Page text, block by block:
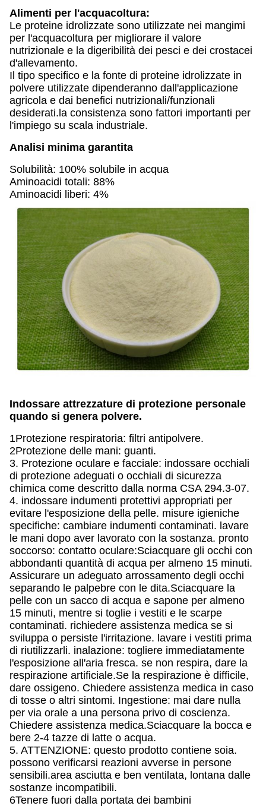
Alimenti per l'acquacoltura:
Le proteine idrolizzate sono utilizzate nei mangimi
per l'acquacoltura per migliorare il valore
nutrizionale e la digeribilità dei pesci e dei crostacei
d'allevamento.
Il tipo specifico e la fonte di proteine idrolizzate in
polvere utilizzate dipenderanno dall'applicazione
agricola e dai benefici nutrizionali/funzionali
desiderati.la consistenza sono fattori importanti per
l'impiego su scala industriale.
Analisi minima garantita
Solubilità: 100% solubile in acqua
Aminoacidi totali: 88%
Aminoacidi liberi: 4%
Indossare attrezzature di protezione personale
quando si genera polvere.
1Protezione respiratoria: filtri antipolvere.
2Protezione delle mani: guanti.
3. Protezione oculare e facciale: indossare occhiali
di protezione adeguati o occhiali di sicurezza
chimica come descritto dalla norma CSA 294.3-07.
4. indossare indumenti protettivi appropriati per
evitare l'esposizione della pelle. misure igieniche
specifiche: cambiare indumenti contaminati. lavare
le mani dopo aver lavorato con la sostanza. pronto
soccorso: contatto oculare:Sciacquare gli occhi con
abbondanti quantità di acqua per almeno 15 minuti.
Assicurare un adeguato arrossamento degli occhi
separando le palpebre con le dita.Sciacquare la
pelle con un sacco di acqua e sapone per almeno
15 minuti, mentre si toglie i vestiti e le scarpe
contaminati. richiedere assistenza medica se si
sviluppa o persiste l'irritazione. lavare i vestiti prima
di riutilizzarli. inalazione: togliere immediatamente
l'esposizione all'aria fresca. se non respira, dare la
respirazione artificiale.Se la respirazione è difficile,
dare ossigeno. Chiedere assistenza medica in caso
di tosse o altri sintomi. Ingestione: mai dare nulla
per via orale a una persona privo di coscienza.
Chiedere assistenza medica.Sciacquare la bocca e
bere 2-4 tazze di latte o acqua.
5. ATTENZIONE: questo prodotto contiene soia.
possono verificarsi reazioni avverse in persone
sensibili.area asciutta e ben ventilata, lontana dalle
sostanze incompatibili.
6Tenere fuori dalla portata dei bambini